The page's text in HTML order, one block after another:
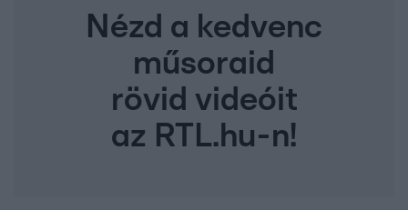
Nézd a kedvenc
műsoraid
rövid videóit
az RTL.hu-n!